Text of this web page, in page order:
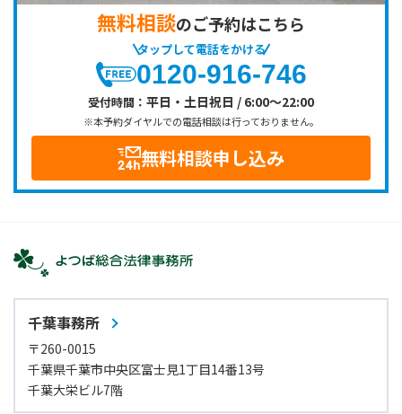
無料相談のご予約はこちら
タップして電話をかける
0120-916-746
受付時間： 平日・土日祝日 / 6:00～22:00
※本予約ダイヤルでの電話相談は行っておりません。
無料相談申し込み
千葉事務所
〒260-0015
千葉県千葉市中央区富士見1丁目14番13号
千葉大栄ビル7階